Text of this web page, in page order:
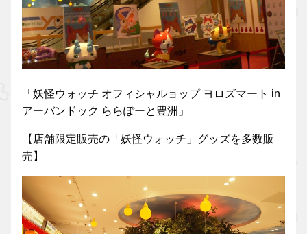
「妖怪ウォッチ オフィシャルョップ ヨロズマート in
アーバンドック ららぽーと豊洲」
【店舗限定販売の「妖怪ウォッチ」グッズを多数販
売】